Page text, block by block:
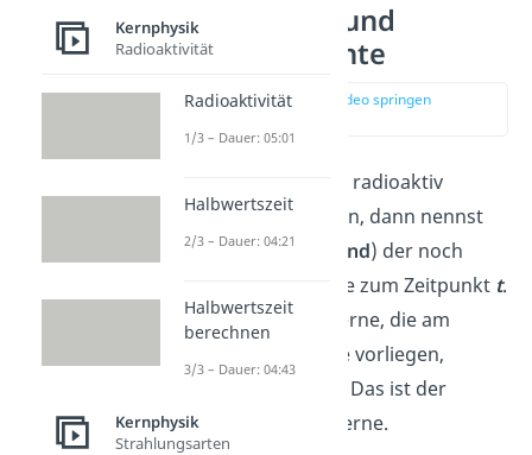
Zerfallsgesetz und
Zerfallskonstante
zur Stelle im Video springen
Hast du eine Probe mit radioaktiv
zerfallenen Atomkernen, dann nennst
Ndie Anzahl ( Bestand) der noch
Kerne zum Zeitpunkt t.
Die Menge der Atomkerne, die am
Anfang in deiner Probe vorliegen,
Das ist der
Anfangsbestand der Kerne.
Kernphysik
Radioaktivität
Radioaktivität
1/3 – Dauer: 05:01
Halbwertszeit
2/3 – Dauer: 04:21
Halbwertszeit
berechnen
3/3 – Dauer: 04:43
Kernphysik
Strahlungsarten